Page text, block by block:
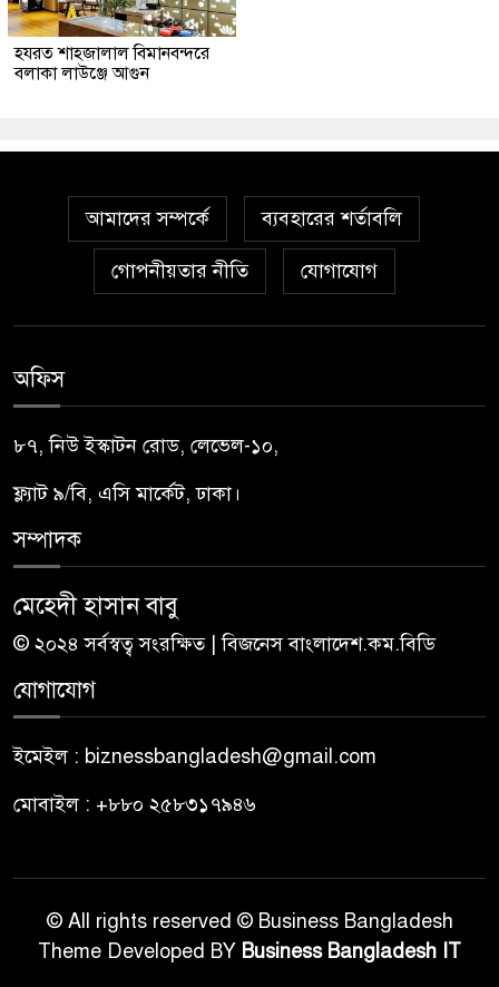
হযরত শাহজালাল বিমানবন্দরে
বলাকা লাউঞ্জে আগুন
আমাদের সম্পর্কে ব্যবহারের শর্তাবলি
গোপনীয়তার নীতি যোগাযোগ
অফিস
৮৭, নিউ ইস্কাটন রোড, লেভেল-১০,
ফ্ল্যাট ৯/বি, এসি মার্কেট, ঢাকা।
সম্পাদক
মেহেদী হাসান বাবু
© ২০২৪ সর্বস্বত্ব সংরক্ষিত | বিজনেস বাংলাদেশ.কম.বিডি
যোগাযোগ
ইমেইল : biznessbangladesh@gmail.com
মোবাইল : +৮৮০ ২৫৮৩১৭৯৪৬
© All rights reserved © Business Bangladesh
Theme Developed BY Business Bangladesh IT